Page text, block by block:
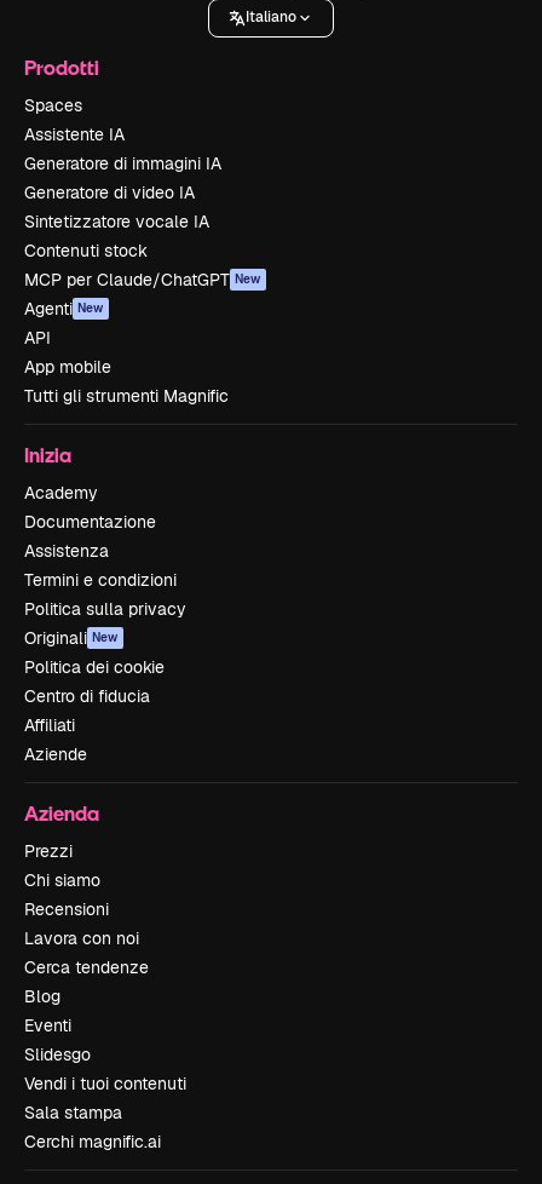
Italiano
Prodotti
Spaces
Assistente IA
Generatore di immagini IA
Generatore di video IA
Sintetizzatore vocale IA
Contenuti stock
MCP per Claude/ChatGPT New
Agenti New
API
App mobile
Tutti gli strumenti Magnific
Inizia
Academy
Documentazione
Assistenza
Termini e condizioni
Politica sulla privacy
Originali New
Politica dei cookie
Centro di fiducia
Affiliati
Aziende
Azienda
Prezzi
Chi siamo
Recensioni
Lavora con noi
Cerca tendenze
Blog
Eventi
Slidesgo
Vendi i tuoi contenuti
Sala stampa
Cerchi magnific.ai